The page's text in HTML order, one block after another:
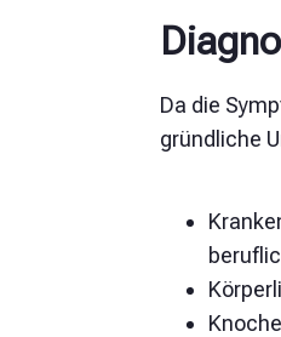
Da die
gründliche